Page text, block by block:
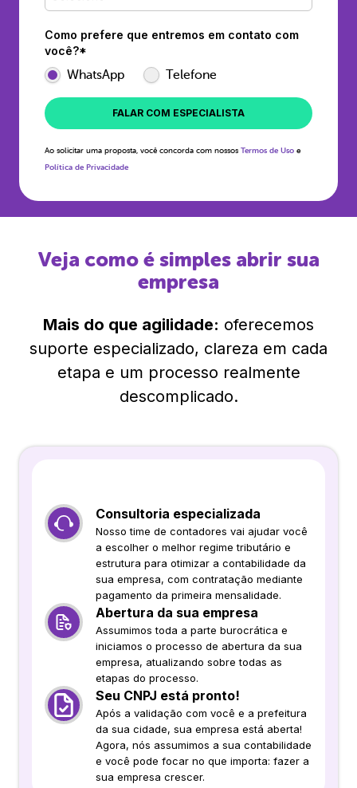
Como prefere que entremos em contato com
você?*
WhatsApp Telefone
FALAR COM ESPECIALISTA
Ao solicitar uma proposta, você concorda com nossos Termos de Uso e
Política de Privacidade
Veja como é simples abrir sua
empresa
Mais do que agilidade: oferecemos
suporte especializado, clareza em cada
etapa e um processo realmente
descomplicado.
Consultoria especializada
Nosso time de contadores vai ajudar você
a escolher o melhor regime tributário e
estrutura para otimizar a contabilidade da
sua empresa, com contratação mediante
pagamento da primeira mensalidade.
Abertura da sua empresa
Assumimos toda a parte burocrática e
iniciamos o processo de abertura da sua
empresa, atualizando sobre todas as
etapas do processo.
Seu CNPJ está pronto!
Após a validação com você e a prefeitura
da sua cidade, sua empresa está aberta!
Agora, nós assumimos a sua contabilidade
e você pode focar no que importa: fazer a
sua empresa crescer.